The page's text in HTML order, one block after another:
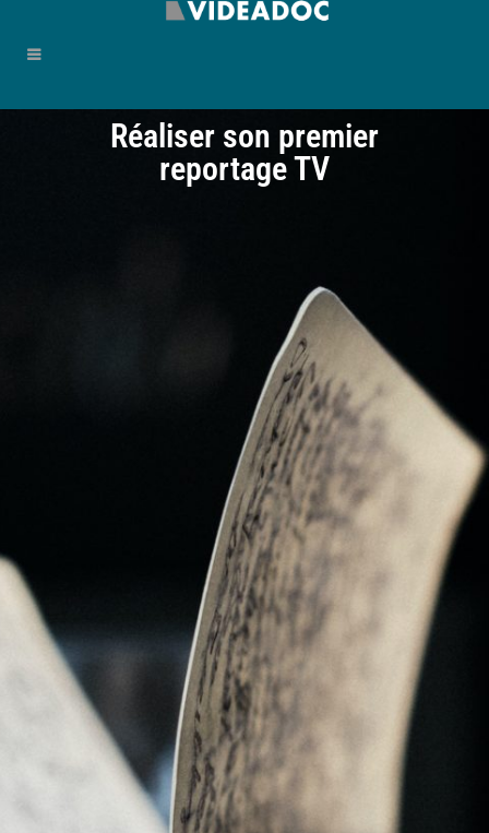
Réaliser son premier
reportage TV